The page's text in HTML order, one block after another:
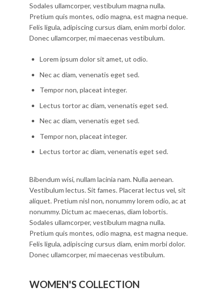
Sodales ullamcorper, vestibulum magna nulla.
Pretium quis montes, odio magna, est magna neque.
Felis ligula, adipiscing cursus diam, enim morbi dolor.
Donec ullamcorper, mi maecenas vestibulum.
Lorem ipsum dolor sit amet, ut odio.
Nec ac diam, venenatis eget sed.
Tempor non, placeat integer.
Lectus tortor ac diam, venenatis eget sed.
Nec ac diam, venenatis eget sed.
Tempor non, placeat integer.
Lectus tortor ac diam, venenatis eget sed.
Bibendum wisi, nullam lacinia nam. Nulla aenean.
Vestibulum lectus. Sit fames. Placerat lectus vel, sit
aliquet. Pretium nisl non, nonummy lorem odio, ac at
nonummy. Dictum ac maecenas, diam lobortis.
Sodales ullamcorper, vestibulum magna nulla.
Pretium quis montes, odio magna, est magna neque.
Felis ligula, adipiscing cursus diam, enim morbi dolor.
Donec ullamcorper, mi maecenas vestibulum.
WOMEN'S COLLECTION